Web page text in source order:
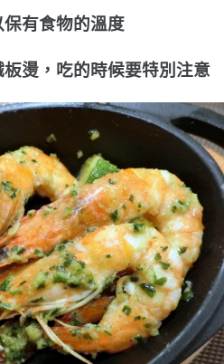
有食物的溫度
燙，吃的時候要特別注意